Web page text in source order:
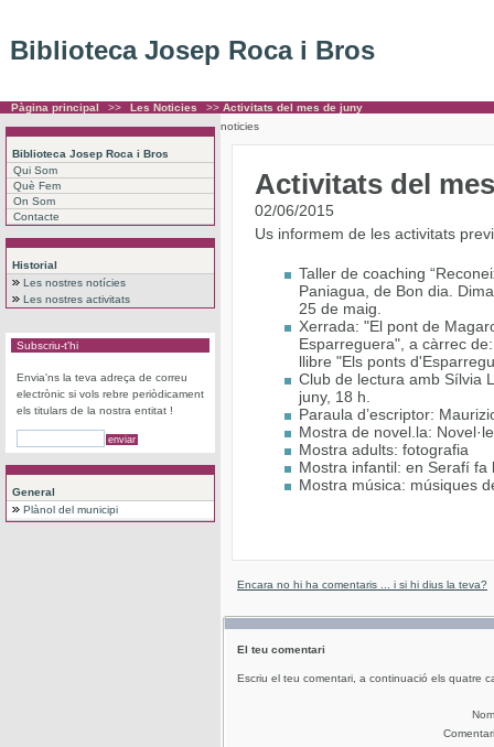
Biblioteca Josep Roca i Bros
Pàgina principal >> Les Noticies >> Activitats del mes de juny
Biblioteca Josep Roca i Bros
Qui Som
Què Fem
On Som
Contacte
Historial
Les nostres notícies
Les nostres activitats
Subscriu-t'hi
Envia'ns la teva adreça de correu
electrònic si vols rebre periòdicament
els titulars de la nostra entitat !
General
Plànol del municipi
noticies
Activitats del
02/06/2015
Us informem de les activitats
Taller de coaching
Paniagua, de Bon dia.
25 de maig.
Xerrada: "El pont de
Esparreguera", a càrrec
llibre "Els ponts
Club de lectura amb Sílvia
juny, 18 h.
Paraula d’escriptor:
Mostra de novel.la:
Mostra adults: fotografia
Mostra infantil: en Serafí fa
Mostra música: músiques
Encara no hi ha comentaris ... i si hi dius la teva?
El teu comentari
Escriu el teu comentari, a continuació els quatre
Nom
Comentari